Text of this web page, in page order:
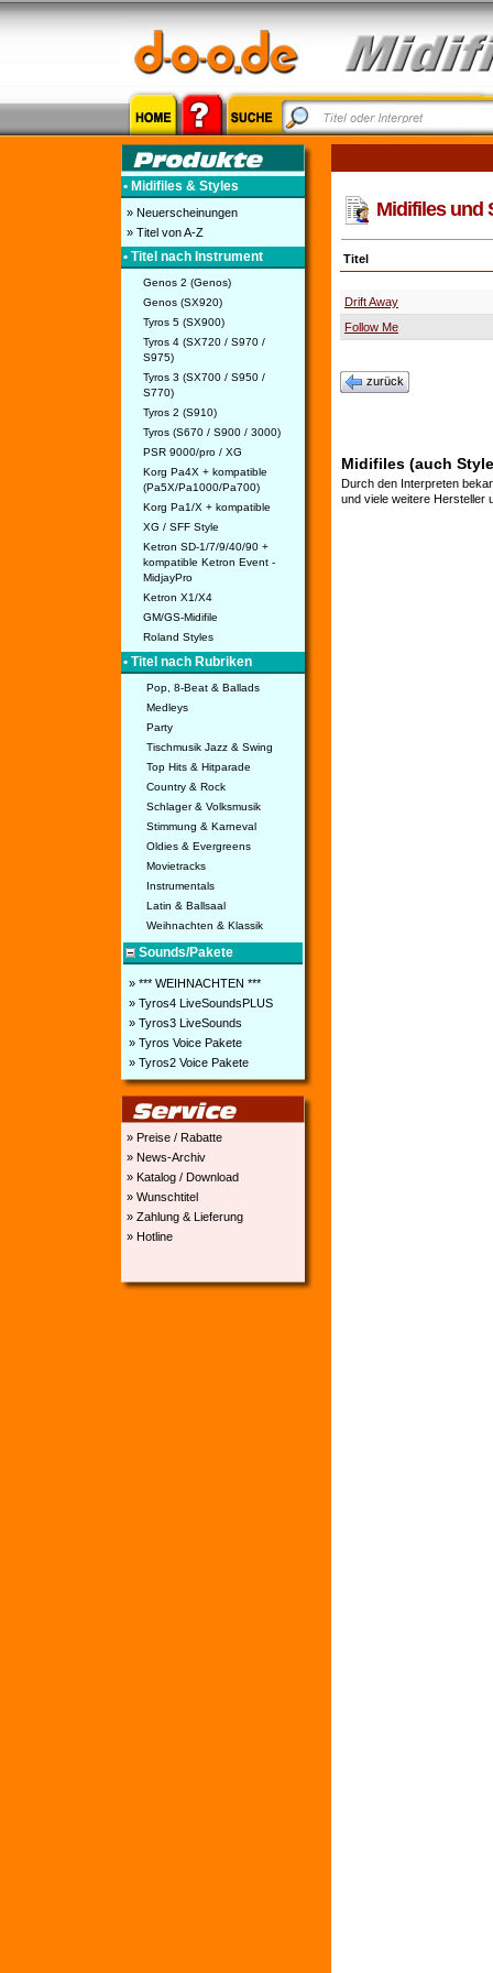
• Midifiles & Styles
» Neuerscheinungen
» Titel von A-Z
• Titel nach Instrument
Genos 2 (Genos)
Genos (SX920)
Tyros 5 (SX900)
Tyros 4 (SX720 / S970 /
S975)
Tyros 3 (SX700 / S950 /
S770)
Tyros 2 (S910)
Tyros (S670 / S900 / 3000)
PSR 9000/pro / XG
Korg Pa4X + kompatible
(Pa5X/Pa1000/Pa700)
Korg Pa1/X + kompatible
XG / SFF Style
Ketron SD-1/7/9/40/90 +
kompatible Ketron Event -
MidjayPro
Ketron X1/X4
GM/GS-Midifile
Roland Styles
• Titel nach Rubriken
Pop, 8-Beat & Ballads
Medleys
Party
Tischmusik Jazz & Swing
Top Hits & Hitparade
Country & Rock
Schlager & Volksmusik
Stimmung & Karneval
Oldies & Evergreens
Movietracks
Instrumentals
Latin & Ballsaal
Weihnachten & Klassik
Sounds/Pakete
» *** WEIHNACHTEN ***
» Tyros4 LiveSoundsPLUS
» Tyros3 LiveSounds
» Tyros Voice Pakete
» Tyros2 Voice Pakete
» Preise / Rabatte
» News-Archiv
» Katalog / Download
» Wunschtitel
» Zahlung & Lieferung
» Hotline
Midifiles und
Titel
Drift Away
Follow Me
zurück
Midifiles (auch
Durch den Interpreten
und viele weitere Hersteller